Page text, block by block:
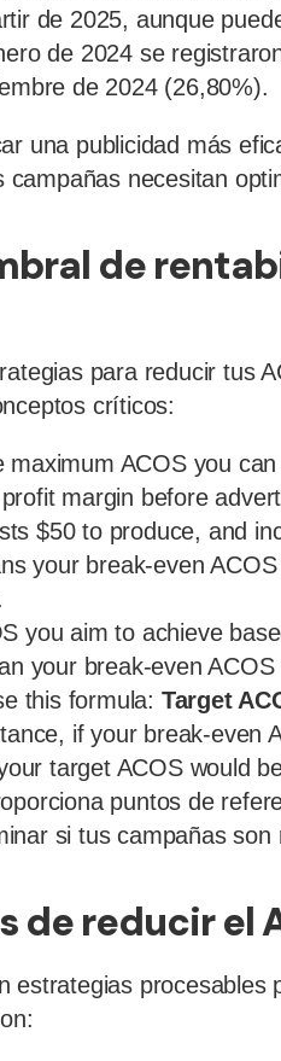
de 2025, aunque
de 2024 se
de 2024 (26,80%).
una publicidad más
necesitan
de
para reducir tus
críticos:
maximum ACOS you
margin before
$50 to produce, and
your break-even
you aim to achieve
your break-even
this formula: Target
if your break-even
target ACOS would
puntos de
si tus campañas son
de reducir el
estrategias procesables